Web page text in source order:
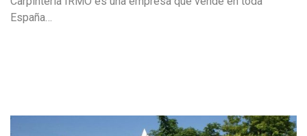
España…